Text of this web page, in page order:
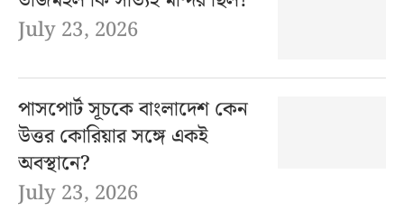
July 23, 2026
পাসপোর্ট সূচকে বাংলাদেশ কেন
উত্তর কোরিয়ার সঙ্গে একই
অবস্থানে?
July 23, 2026